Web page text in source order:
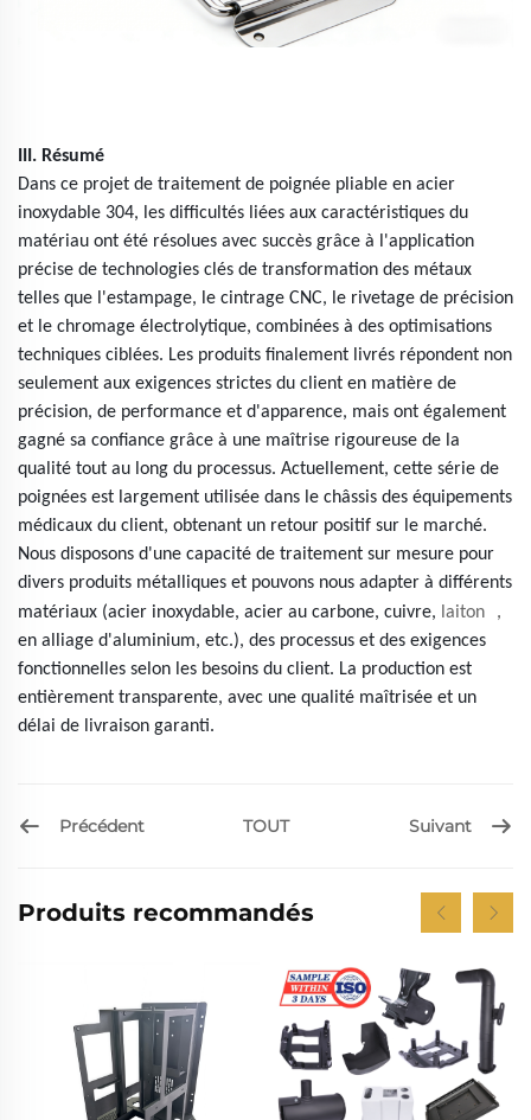
III. Résumé
Dans ce projet de traitement de poignée pliable en acier
inoxydable 304, les difficultés liées aux caractéristiques du
matériau ont été résolues avec succès grâce à l'application
précise de technologies clés de transformation des métaux
telles que l'estampage, le cintrage CNC, le rivetage de précision
et le chromage électrolytique, combinées à des optimisations
techniques ciblées. Les produits finalement livrés répondent non
seulement aux exigences strictes du client en matière de
précision, de performance et d'apparence, mais ont également
gagné sa confiance grâce à une maîtrise rigoureuse de la
qualité tout au long du processus. Actuellement, cette série de
poignées est largement utilisée dans le châssis des équipements
médicaux du client, obtenant un retour positif sur le marché.
Nous disposons d'une capacité de traitement sur mesure pour
divers produits métalliques et pouvons nous adapter à différents
matériaux (acier inoxydable, acier au carbone, cuivre, laiton ，
en alliage d'aluminium, etc.), des processus et des exigences
fonctionnelles selon les besoins du client. La production est
entièrement transparente, avec une qualité maîtrisée et un
délai de livraison garanti.
Précédent TOUT Suivant
Produits recommandés